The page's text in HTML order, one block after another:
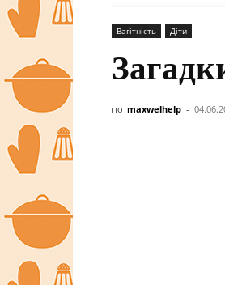
Вагітність Діти
по maxwelhelp -